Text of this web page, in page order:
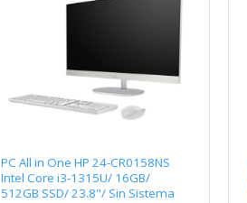
PC All in One HP 24-CR0158NS
Intel Core i3-1315U/ 16GB/
512GB SSD/ 23.8"/ Sin Sistema